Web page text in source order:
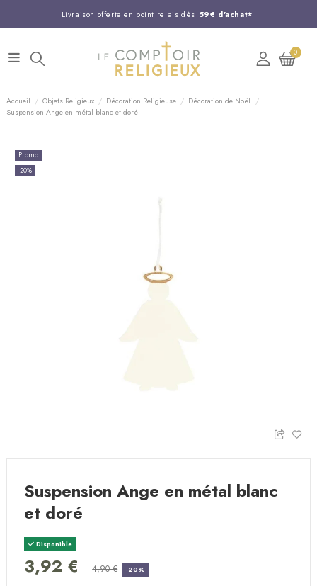
Livraison offerte en point relais dès 59€ d'achat*
Entreprise Française familiale
Support client disponible au 03 20 24 74 15
Commandez avant 14H, expédition le jour même !
0
Accueil Objets Religieux Décoration Religieuse
Décoration de Noël
Suspension Ange en métal blanc et doré
Promo
-20%
Suspension Ange en métal blanc
et doré
Disponible
3,92 € 4,90 € -20%